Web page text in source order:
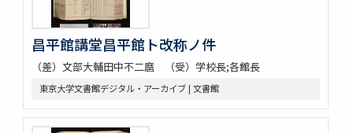
昌平館講堂昌平館ト改称ノ件
（差）文部大輔田中不二麿 （受）学校長;各館長
東京大学文書館デジタル・アーカイブ | 文書館